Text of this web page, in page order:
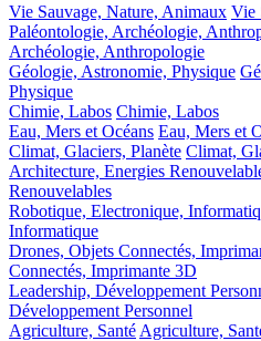
Vie Sauvage, Nature, Animaux Vie
Paléontologie, Archéologie,
Archéologie, Anthropologie
Géologie, Astronomie, Physique
Physique
Chimie, Labos Chimie, Labos
Eau, Mers et Océans Eau, Mers et
Climat, Glaciers, Planète Climat,
Architecture, Energies
Renouvelables
Robotique, Electronique,
Informatique
Drones, Objets Connectés,
Connectés, Imprimante 3D
Leadership, Développement
Développement Personnel
Agriculture, Santé Agriculture,